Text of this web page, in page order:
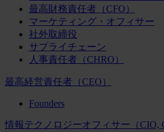
最高財務責任者（CFO）
マーケティング・オフィサー
社外取締役
サプライチェーン
人事責任者（CHRO）
最高経営責任者（CEO）
Founders
情報テクノロジーオフィサー（CIO,